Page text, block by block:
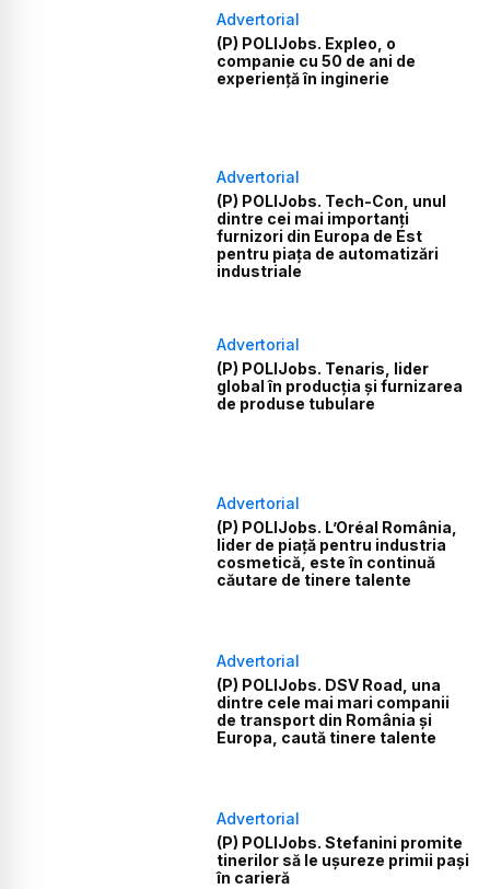
Advertorial
(P) POLIJobs. Expleo, o
companie cu 50 de ani de
experiență în inginerie
Advertorial
(P) POLIJobs. Tech-Con, unul
dintre cei mai importanți
furnizori din Europa de Est
pentru piața de automatizări
industriale
Advertorial
(P) POLIJobs. Tenaris, lider
global în producția și furnizarea
de produse tubulare
Advertorial
(P) POLIJobs. L’Oréal România,
lider de piață pentru industria
cosmetică, este în continuă
căutare de tinere talente
Advertorial
(P) POLIJobs. DSV Road, una
dintre cele mai mari companii
de transport din România și
Europa, caută tinere talente
Advertorial
(P) POLIJobs. Stefanini promite
tinerilor să le ușureze primii pași
în carieră